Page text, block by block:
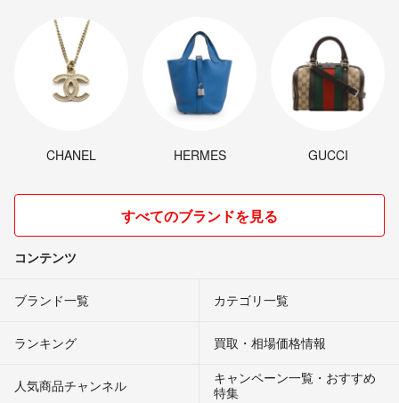
CHANEL HERMES GUCCI
すべてのブランドを見る
コンテンツ
ブランド一覧 カテゴリ一覧
ランキング 買取・相場価格情報
人気商品チャンネル
キャンペーン一覧・おすすめ
特集